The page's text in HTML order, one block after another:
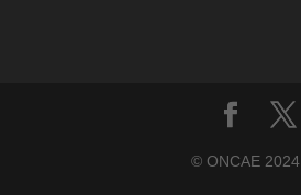
©️ ONCAE 2024